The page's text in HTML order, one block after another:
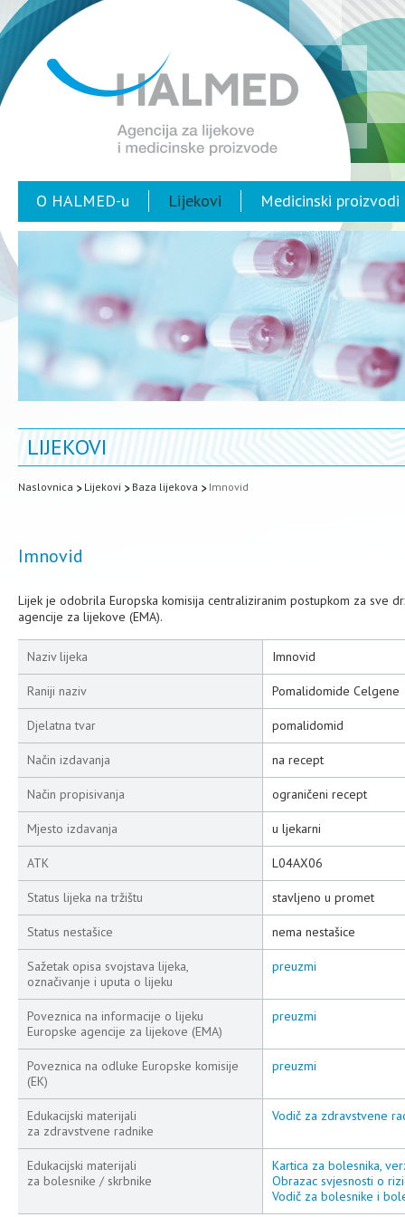
O HALMED-u Lijekovi Medicinski proizvodi
LIJEKOVI
Naslovnica Lijekovi Baza lijekova Imnovid
Imnovid
Lijek je odobrila Europska komisija centraliziranim postupkom za sve
agencije za lijekove (EMA).
Naziv lijeka Imnovid
Raniji naziv Pomalidomide Celgene
Djelatna tvar pomalidomid
Način izdavanja na recept
Način propisivanja ograničeni recept
Mjesto izdavanja u ljekarni
ATK L04AX06
Status lijeka na tržištu stavljeno u promet
Status nestašice nema nestašice
Sažetak opisa svojstava lijeka,
označivanje i uputa o lijeku
preuzmi
Poveznica na informacije o lijeku
Europske agencije za lijekove (EMA)
preuzmi
Poveznica na odluke Europske komisije
(EK)
preuzmi
Edukacijski materijali
za zdravstvene radnike
Vodič za zdravstvene
Edukacijski materijali
za bolesnike / skrbnike
Kartica za bolesnika,
Obrazac svjesnosti o
Vodič za bolesnike i